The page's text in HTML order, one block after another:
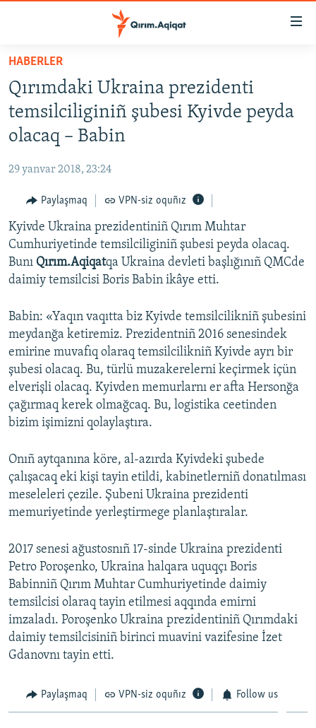
Esas
qaytmaq
Baş
navigatsiyağa
qaytmaq
Qıdıruvğa
qaytmaq
HABERLER
SİYASET
İQTİSADİYAT
MEDENİYET
İNSAN AQLARI
VİDEO
SÜRET
BLOGLAR
Русский
Українською
QOŞULIÑIZ!
RFE/RS bütün saytları
HABERLER
Qırımdaki Ukraina prezidenti
temsilciliginiñ şubesi Kyivde peyda
olacaq – Babin
29 yanvar 2018, 23:24
Paylaşmaq VPN-siz oquñız
Kyivde Ukraina prezidentiniñ Qırım Muhtar
Cumhuriyetinde temsilciliginiñ şubesi peyda olacaq.
Bunı Qırım.Aqiqatqa Ukraina devleti başlığınıñ QMCde
daimiy temsilcisi Boris Babin ikâye etti.
Babin: «Yaqın vaqıtta biz Kyivde temsilcilikniñ şubesini
meydanğa ketiremiz. Prezidentniñ 2016 senesindek
emirine muvafıq olaraq temsilcilikniñ Kyivde ayrı bir
şubesi olacaq. Bu, türlü muzakerelerni keçirmek içün
elverişli olacaq. Kyivden memurlarnı er afta Hersonğa
çağırmaq kerek olmağcaq. Bu, logistika ceetinden
bizim işimizni qolaylaştıra.
Onıñ aytqanına köre, al-azırda Kyivdeki şubede
çalışacaq eki kişi tayin etildi, kabinetlerniñ donatılması
meseleleri çezile. Şubeni Ukraina prezidenti
memuriyetinde yerleştirmege planlaştıralar.
2017 senesi ağustosnıñ 17-sinde Ukraina prezidenti
Petro Poroşenko, Ukraina halqara uquqçı Boris
Babinniñ Qırım Muhtar Cumhuriyetinde daimiy
temsilcisi olaraq tayin etilmesi aqqında emirni
imzaladı. Poroşenko Ukraina prezidentiniñ Qırımdaki
daimiy temsilcisiniñ birinci muavini vazifesine İzet
Gdanovnı tayin etti.
Paylaşmaq VPN-siz oquñız Follow us